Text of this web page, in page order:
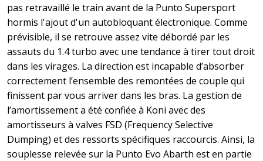
pas retravaillé le train avant de la Punto Supersport
hormis l'ajout d'un autobloquant électronique. Comme
prévisible, il se retrouve assez vite débordé par les
assauts du 1.4 turbo avec une tendance à tirer tout droit
dans les virages. La direction est incapable d’absorber
correctement l’ensemble des remontées de couple qui
finissent par vous arriver dans les bras. La gestion de
l’amortissement a été confiée à Koni avec des
amortisseurs à valves FSD (Frequency Selective
Dumping) et des ressorts spécifiques raccourcis. Ainsi, la
souplesse relevée sur la Punto Evo Abarth est en partie